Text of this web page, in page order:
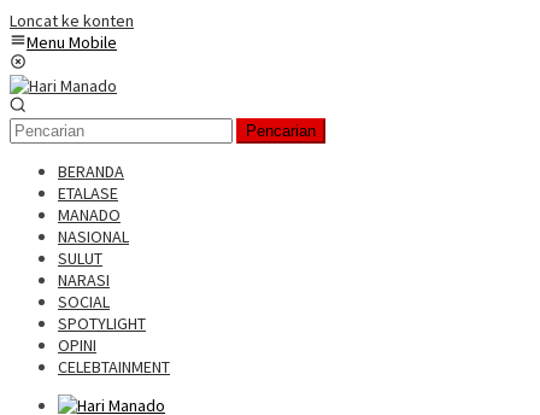
Loncat ke konten
Menu Mobile
Pencarian
BERANDA
ETALASE
MANADO
NASIONAL
SULUT
NARASI
SOCIAL
SPOTYLIGHT
OPINI
CELEBTAINMENT